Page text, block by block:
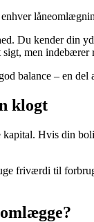
Du kender din
men indebærer
balance – en
klogt
Hvis din
friværdi til